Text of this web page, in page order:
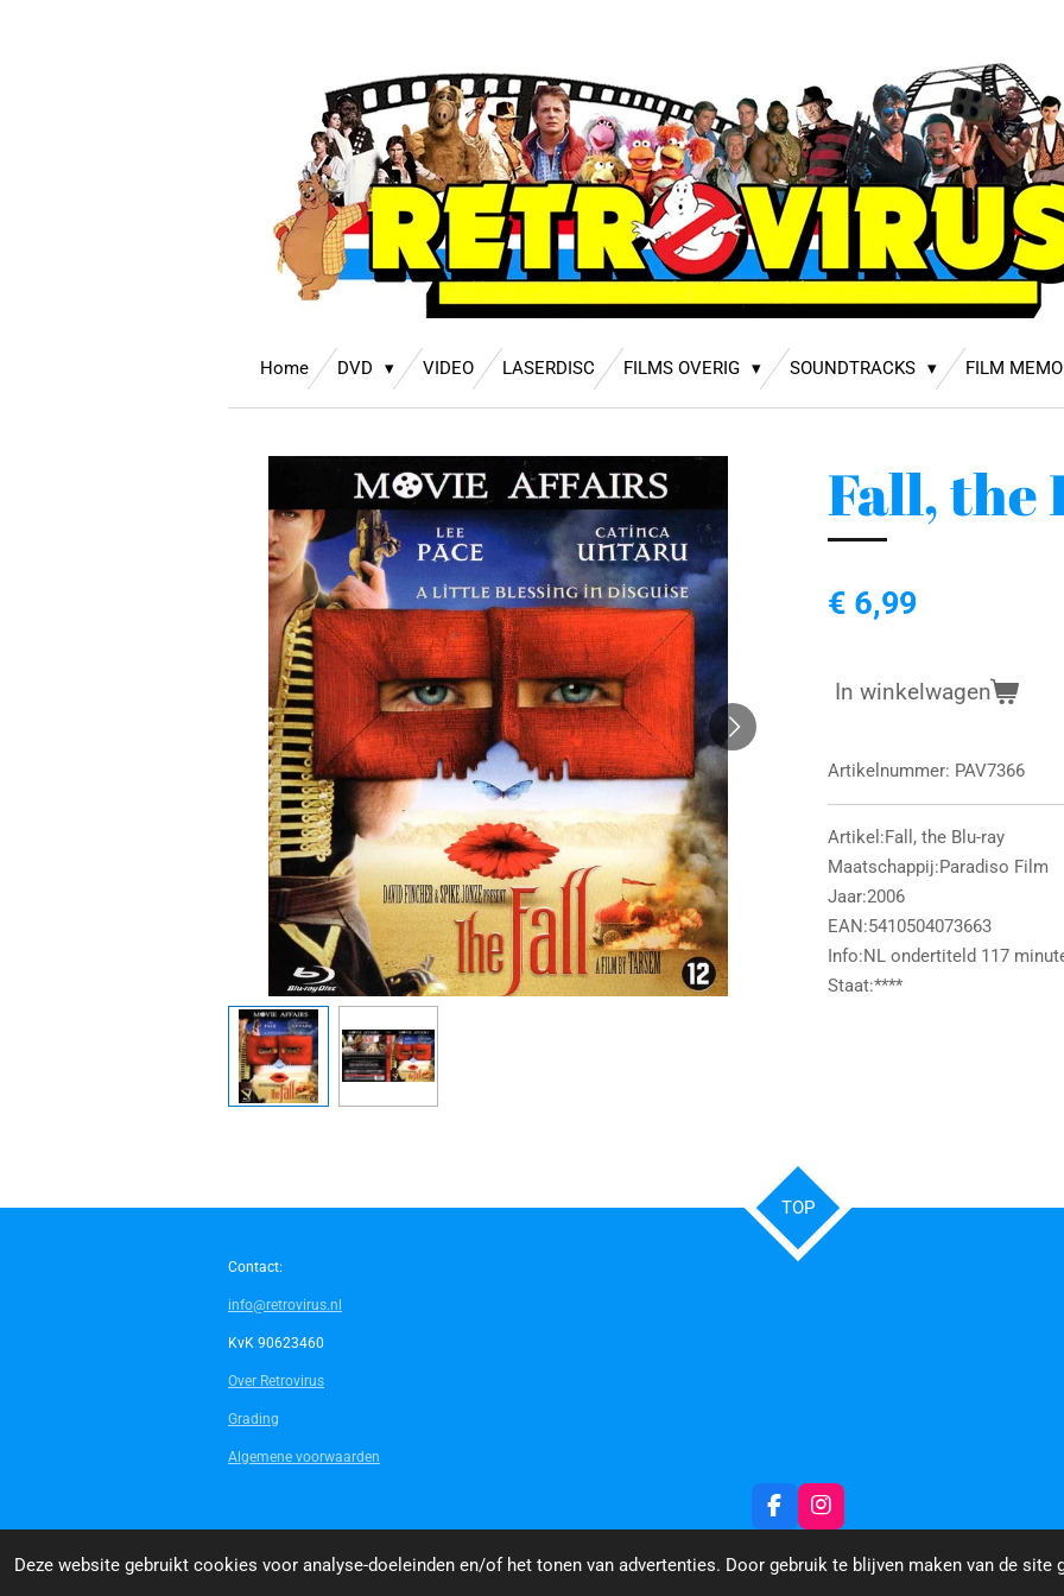
Deze website gebruikt cookies voor analyse-doeleinden en/of het tonen van advertenties. Door gebruik te blijven maken van de site
Home DVD VIDEO LASERDISC FILMS OVERIG SOUNDTRACKS FILM
Fall, the
€ 6,99
In winkelwagen
Artikelnummer: PAV7366
Artikel:Fall, the Blu-ray
Maatschappij:Paradiso Film
Jaar:2006
EAN:5410504073663
Info:NL ondertiteld 117
Staat:****
TOP
Contact:
info@retrovirus.nl
KvK 90623460
Over Retrovirus
Grading
Algemene voorwaarden
F
a
c
e
I
n
s